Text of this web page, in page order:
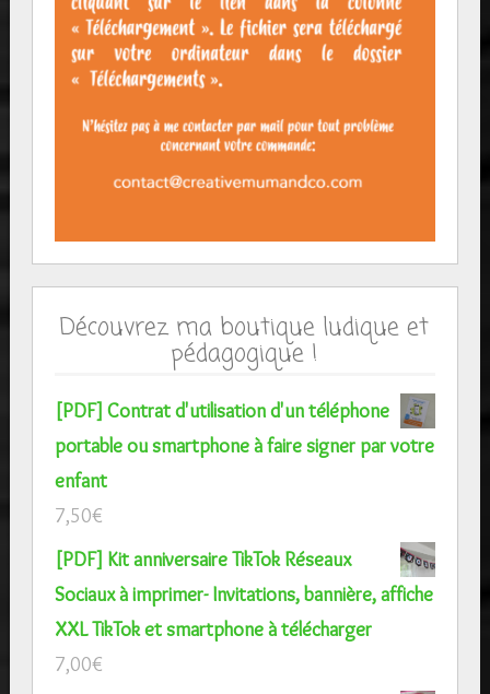
Découvrez ma boutique ludique et
pédagogique !
[PDF] Contrat d'utilisation d'un téléphone
portable ou smartphone à faire signer par votre
enfant
7,50€
[PDF] Kit anniversaire TikTok Réseaux
Sociaux à imprimer- Invitations, bannière, affiche
XXL TikTok et smartphone à télécharger
7,00€